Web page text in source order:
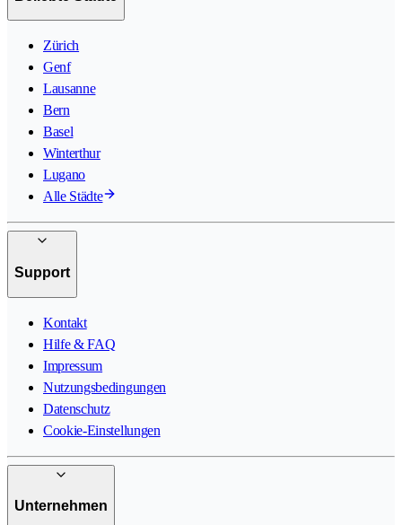
Zürich
Genf
Lausanne
Bern
Basel
Winterthur
Lugano
Alle Städte
Support
Kontakt
Hilfe & FAQ
Impressum
Nutzungsbedingungen
Datenschutz
Cookie-Einstellungen
Unternehmen